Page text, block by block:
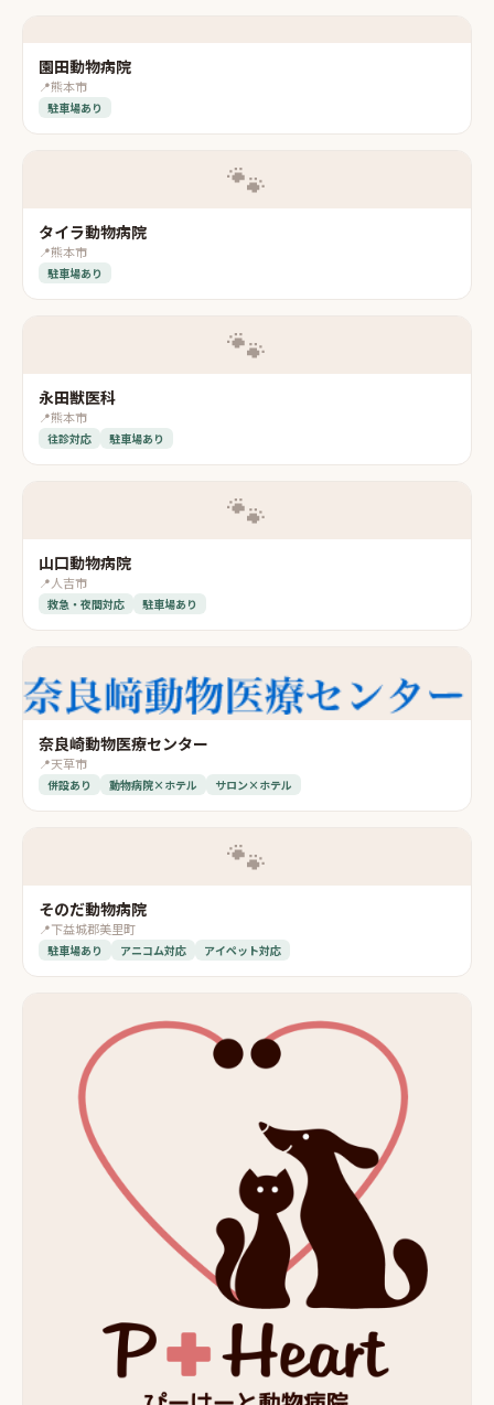
園田動物病院
📍熊本市
駐車場あり
🐾
タイラ動物病院
📍熊本市
駐車場あり
🐾
永田獣医科
📍熊本市
往診対応 駐車場あり
🐾
山口動物病院
📍人吉市
救急・夜間対応 駐車場あり
奈良崎動物医療センター
📍天草市
併設あり 動物病院×ホテル サロン×ホテル
🐾
そのだ動物病院
📍下益城郡美里町
駐車場あり アニコム対応 アイペット対応